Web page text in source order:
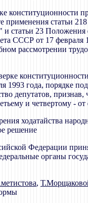
применения статьи
статьи 23
СССР от 17 февраля
рассмотрении
1993 года, порядке
депутатов,
и четвертому -
ходатайства
решение
Федерации
органы
,